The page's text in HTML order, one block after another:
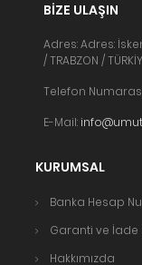
BIZE ULAŞIN
Adres: Adres:
/ TRABZON /
Telefon
E-Mail:
KURUMSAL
Banka Hesap
Garanti ve İade
Hakkımızda